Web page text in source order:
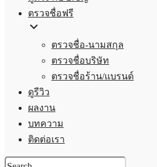
ตรวจชื่อฟรี
ตรวจชื่อ-นามสกุล
ตรวจชื่อบริษัท
ตรวจชื่อร้าน/แบรนด์
ดูรีวิว
ผลงาน
บทความ
ติดต่อเรา